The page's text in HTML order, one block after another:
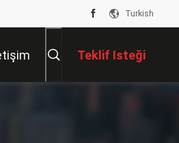
Turkish
Teklif Isteği